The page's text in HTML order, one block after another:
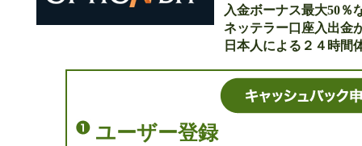
入金ボーナス最大50％
ネッテラー口座入出金
日本人による２４時間
ユーザー登録